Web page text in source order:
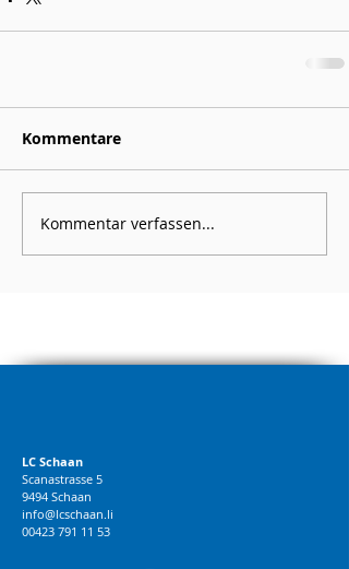
Kommentare
Kommentar verfassen...
LC Schaan
Scanastrasse 5
9494 Schaan
info@lcschaan.li
00423 791 11 53